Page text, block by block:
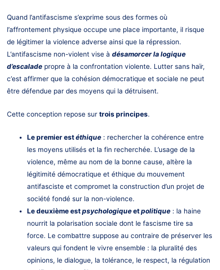
Quand l’antifascisme s’exprime sous des formes où
l’affrontement physique occupe une place importante, il risque
de légitimer la violence adverse ainsi que la répression.
L’antifascisme non-violent vise à désamorcer la logique
d’escaladepropre à la confrontation violente. Lutter sans haïr,
c’est affirmer que la cohésion démocratique et sociale ne peut
être défendue par des moyens qui la détruisent.
Cette conception repose sur trois principes.
Le premier estéthique: rechercher la cohérence entre
les moyens utilisés et la fin recherchée. L’usage de la
violence, même au nom de la bonne cause, altère la
légitimité démocratique et éthique du mouvement
antifasciste et compromet la construction d’un projet de
société fondé sur la non-violence.
Le deuxième estpsychologiqueetpolitique: la haine
nourrit la polarisation sociale dont le fascisme tire sa
force. Le combattre suppose au contraire de préserver les
valeurs qui fondent le vivre ensemble : la pluralité des
opinions, le dialogue, la tolérance, le respect, la régulation